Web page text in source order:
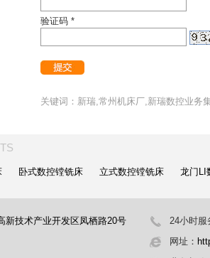
验证码 *
关键词：新瑞,常州机床厂,新瑞数控业务
卧式数控镗铣床 立式数控镗铣床 龙门LI
新技术产业开发区凤栖路20号
24小时服
网址：